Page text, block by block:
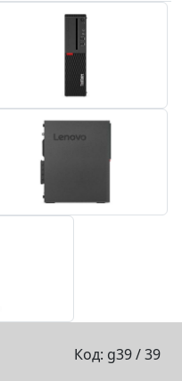
Код: g39 / 39